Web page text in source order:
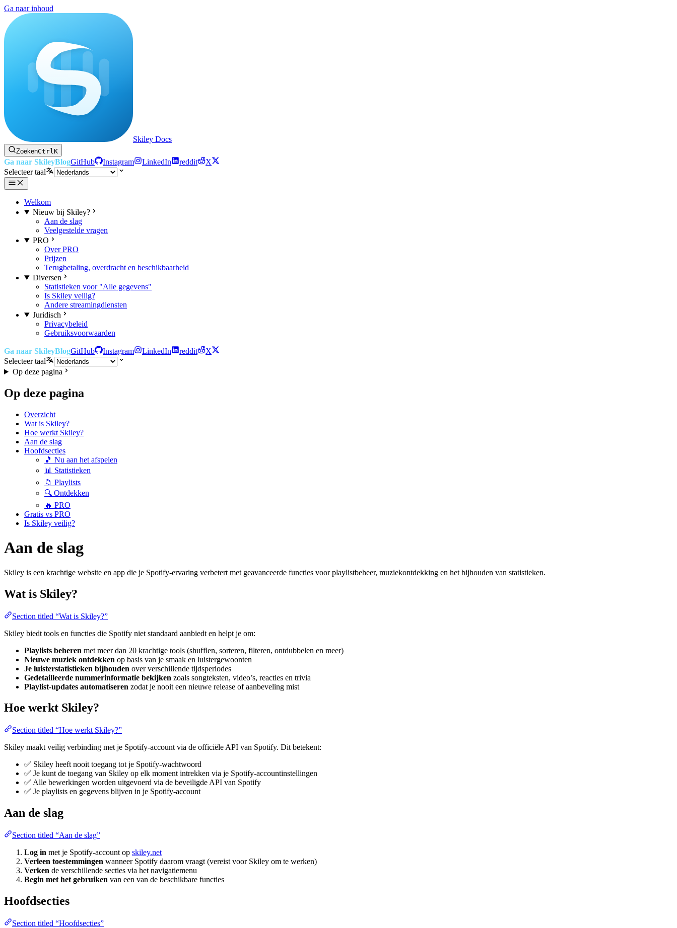
Ga naar inhoud
Skiley Docs
ZoekenCtrlK
Ga naar SkileyBlogGitHub Instagram LinkedIn reddit
X
Selecteer taal
Welkom
Nieuw bij Skiley?
Aan de slag
Veelgestelde vragen
PRO
Over PRO
Prijzen
Terugbetaling, overdracht en beschikbaarheid
Diversen
Statistieken voor "Alle gegevens"
Is Skiley veilig?
Andere streamingdiensten
Juridisch
Privacybeleid
Gebruiksvoorwaarden
Ga naar SkileyBlogGitHub Instagram LinkedIn reddit
X
Selecteer taal
Op deze pagina
Op deze pagina
Overzicht
Wat is Skiley?
Hoe werkt Skiley?
Aan de slag
Hoofdsecties
🎵 Nu aan het afspelen
📊 Statistieken
📁 Playlists
🔍 Ontdekken
🔥 PRO
Gratis vs PRO
Is Skiley veilig?
Aan de slag
Skiley is een krachtige website en app die je Spotify-ervaring verbetert met geavanceerde functies voor playlistbeheer, muziekontdekking en het bijhouden van statistieken.
Wat is Skiley?
Section titled “Wat is Skiley?”
Skiley biedt tools en functies die Spotify niet standaard aanbiedt en helpt je om:
Playlists beheren met meer dan 20 krachtige tools (shufflen, sorteren, filteren, ontdubbelen en meer)
Nieuwe muziek ontdekken op basis van je smaak en luistergewoonten
Je luisterstatistieken bijhouden over verschillende tijdsperiodes
Gedetailleerde nummerinformatie bekijken zoals songteksten, video’s, reacties en trivia
Playlist-updates automatiseren zodat je nooit een nieuwe release of aanbeveling mist
Hoe werkt Skiley?
Section titled “Hoe werkt Skiley?”
Skiley maakt veilig verbinding met je Spotify-account via de officiële API van Spotify. Dit betekent:
✅ Skiley heeft nooit toegang tot je Spotify-wachtwoord
✅ Je kunt de toegang van Skiley op elk moment intrekken via je Spotify-accountinstellingen
✅ Alle bewerkingen worden uitgevoerd via de beveiligde API van Spotify
✅ Je playlists en gegevens blijven in je Spotify-account
Aan de slag
Section titled “Aan de slag”
Log in met je Spotify-account op skiley.net
Verleen toestemmingen wanneer Spotify daarom vraagt (vereist voor Skiley om te werken)
Verken de verschillende secties via het navigatiemenu
Begin met het gebruiken van een van de beschikbare functies
Hoofdsecties
Section titled “Hoofdsecties”